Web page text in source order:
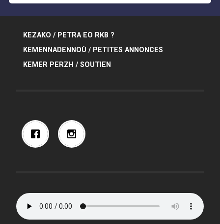
KEZAKO / PETRA EO RKB ?
KEMENNADENNOÙ / PETITES ANNONCES
KEMER PERZH / SOUTIEN